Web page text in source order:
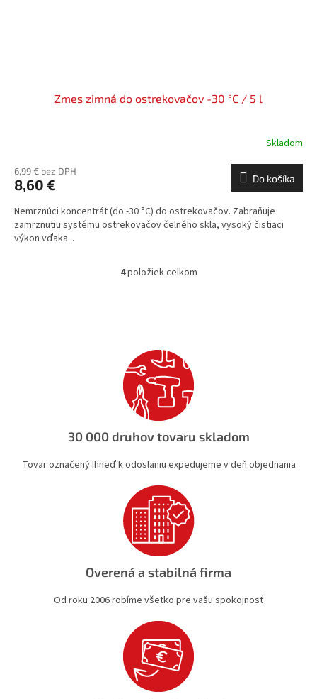
Zmes zimná do ostrekovačov -30 °C / 5 l
Skladom
6,99 € bez DPH
8,60 € Do košíka
Nemrznúci koncentrát (do -30 °C) do ostrekovačov. Zabraňuje
zamrznutiu systému ostrekovačov čelného skla, vysoký čistiaci
výkon vďaka...
O
c
i
e
p
r
k
v
p
i
s
u
4položiek celkom
30 000 druhov tovaru skladom
Tovar označený Ihneď k odoslaniu expedujeme v deň objednania
Overená a stabilná firma
Od roku 2006 robíme všetko pre vašu spokojnosť